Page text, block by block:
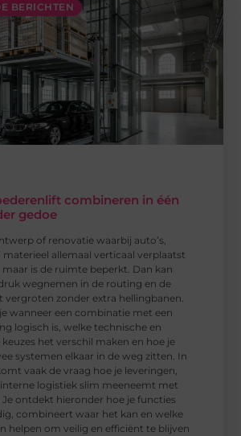
BERICHTEN
combineren in één
gedoe
of renovatie waarbij auto’s,
materieel allemaal verticaal verplaatst
is de ruimte beperkt. Dan kan
wegnemen in de routing en de
vergroten zonder extra hellingbanen.
wanneer een combinatie met een
logisch is, welke technische en
het verschil maken en hoe je
systemen elkaar in de weg zitten. In
vaak de vraag hoe je leveringen,
logistiek slim meeneemt met
ontdekt hieronder hoe je functies
combineert waar het kan en welke
helpen om veilig en efficiënt te blijven